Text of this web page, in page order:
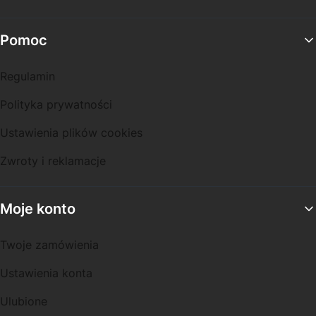
Pomoc
Regulamin
Polityka prywatności
Ustawienia plików cookies
Zwroty i reklamacje
Moje konto
Twoje zamówienia
Ustawienia konta
Ulubione